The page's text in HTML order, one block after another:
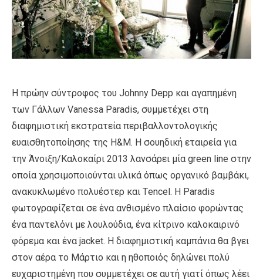
Η πρώην σύντροφος του Johnny Depp και αγαπημένη
των Γάλλων Vanessa Paradis, συμμετέχει στη
διαφημιστική εκστρατεία περιβαλλοντολογικής
ευαισθητοποίησης της H&M. Η σουηδική εταιρεία για
την Άνοιξη/Καλοκαίρι 2013 λανσάρει μία green line στην
οποία χρησιμοποιούνται υλικά όπως οργανικό βαμβάκι,
ανακυκλωμένο πολυέστερ και Τencel. Η Paradis
φωτογραφίζεται σε ένα ανθισμένο πλαίσιο φορώντας
ένα παντελόνι με λουλούδια, ένα κίτρινο καλοκαιρινό
φόρεμα και ένα jacket. Η διαφημιστική καμπάνια θα βγει
στον αέρα το Μάρτιο και η ηθοποιός δηλώνει πολύ
ευχαριστημένη που συμμετέχει σε αυτή γιατί όπως λέει